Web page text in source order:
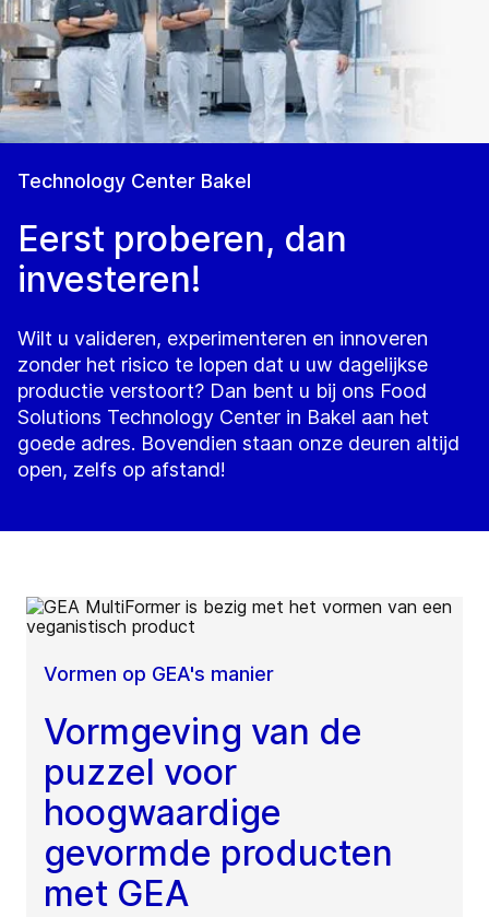
Technology Center Bakel
Eerst proberen, dan
investeren!
Wilt u valideren, experimenteren en innoveren
zonder het risico te lopen dat u uw dagelijkse
productie verstoort? Dan bent u bij ons Food
Solutions Technology Center in Bakel aan het
goede adres. Bovendien staan onze deuren altijd
open, zelfs op afstand!
Vormen op GEA's manier
Vormgeving van de
puzzel voor
hoogwaardige
gevormde producten
met GEA